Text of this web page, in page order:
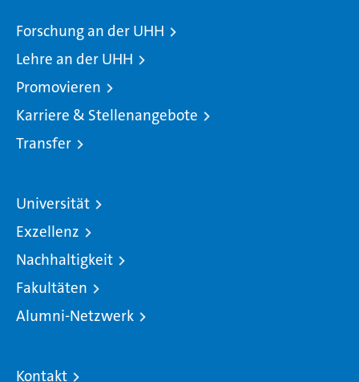
Forschung an der UHH
Lehre an der UHH
Promovieren
Karriere & Stellenangebote
Transfer
Universität
Exzellenz
Nachhaltigkeit
Fakultäten
Alumni-Netzwerk
Kontakt